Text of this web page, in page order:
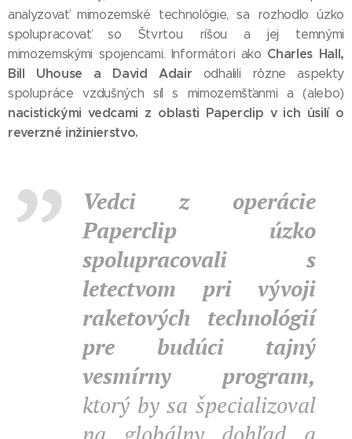
analyzovať mimozemské technológie, sa rozhodlo úzko
spolupracovať so Štvrtou ríšou a jej temnými
mimozemskými spojencami. Informátori ako Charles Hall,
Bill Uhouse a David Adair odhalili rôzne aspekty
spolupráce vzdušných síl s mimozemšťanmi a (alebo)
nacistickými vedcami z oblasti Paperclip v ich úsilí o
reverzné inžinierstvo.
Vedci z operácie
Paperclip úzko
spolupracovali s
letectvom pri vývoji
raketových technológií
pre budúci tajný
vesmírny program,
ktorý by sa špecializoval